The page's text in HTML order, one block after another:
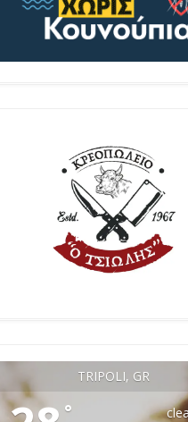
TRIPOLI, GR
°